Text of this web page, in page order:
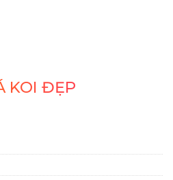
KOI ĐẸP